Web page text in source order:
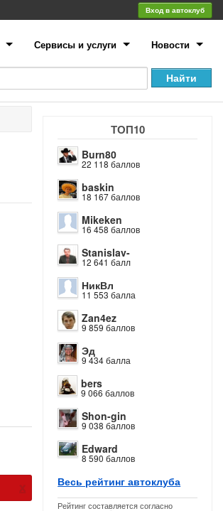
Вход в автоклуб
Сервисы и услуги Новости
ТОП10
Burn80
22 118 баллов
baskin
18 167 баллов
Mikeken
16 458 баллов
Stanislav-
12 641 балл
НикВл
11 553 балла
Zan4ez
9 859 баллов
Эд
9 434 балла
bers
9 066 баллов
Shon-gin
9 038 баллов
Edward
8 590 баллов
Весь рейтинг автоклуба
Рейтинг составляется согласно
х